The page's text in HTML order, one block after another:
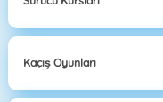
Kaçış Oyunları